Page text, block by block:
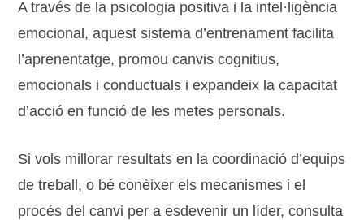
A través de la psicologia positiva i la intel·ligència
emocional, aquest sistema d’entrenament facilita
l’aprenentatge, promou canvis cognitius,
emocionals i conductuals i expandeix la capacitat
d’acció en funció de les metes personals.
Si vols millorar resultats en la coordinació d’equips
de treball, o bé conèixer els mecanismes i el
procés del canvi per a esdevenir un líder, consulta